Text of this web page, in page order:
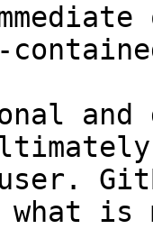
and
what